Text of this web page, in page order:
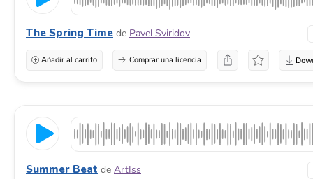
The Spring Time de Pavel Sviridov
Añadir al carrito Comprar una licencia
Summer Beat de ArtIss